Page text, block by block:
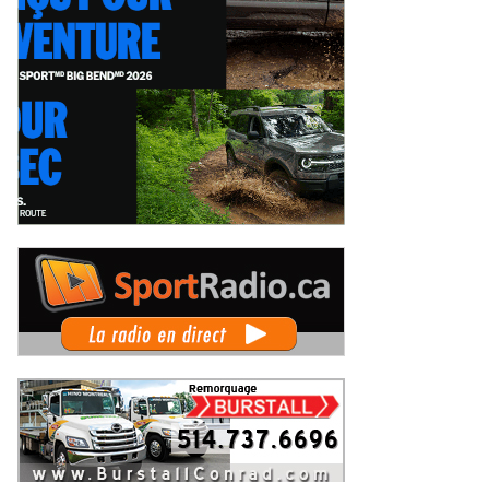
Il y a de cela 50 ans, le Grand
de Trois-Rivières de 1976
Les Sprints Omnifab font leurs